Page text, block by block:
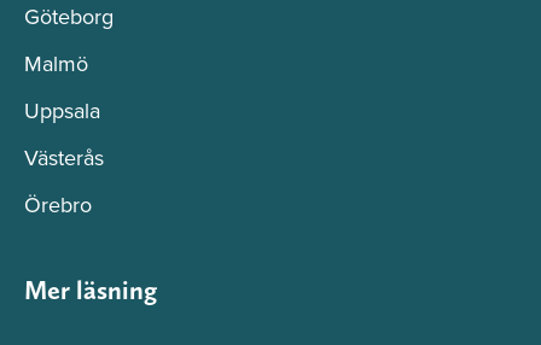
Göteborg
Malmö
Uppsala
Västerås
Örebro
Mer läsning